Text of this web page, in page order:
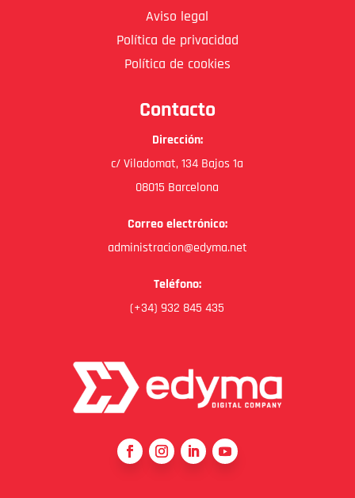
Aviso legal
Política de privacidad
Política de cookies
Contacto
Dirección:
c/ Viladomat, 134 Bajos 1a
08015 Barcelona
Correo electrónico:
administracion@edyma.net
Teléfono:
(+34) 932 845 435